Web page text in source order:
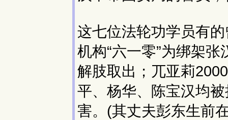
这七位法轮功学员有
机构“六一零”为绑架
解肢取出；兀亚莉
平、杨华、陈宝汉均
害。(其丈夫彭东生前